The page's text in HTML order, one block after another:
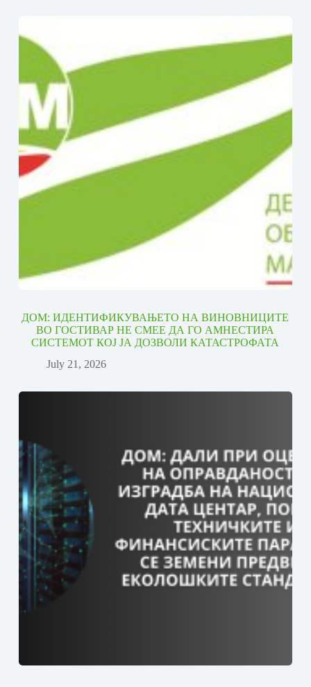
ДОМ: ИДЕНТИФИКУВАЊЕТО НА ВИНОВНИЦИТЕ
ВО ГОСТИВАР НЕ СМЕЕ ДА ГО АМНЕСТИРА
СИСТЕМОТ КОЈ ЈА ДОЗВОЛИ КАТАСТРОФАТА
July 21, 2026